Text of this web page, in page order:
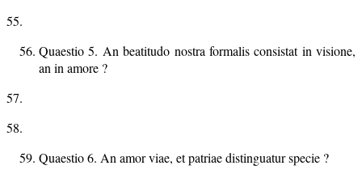
55.
Quaestio 5. An beatitudo nostra formalis consistat in visione,
an in amore ?
57.
58.
Quaestio 6. An amor viae, et patriae distinguatur specie ?